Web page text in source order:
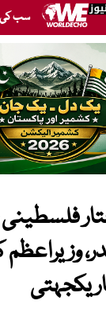
سب کی
یکجہتی